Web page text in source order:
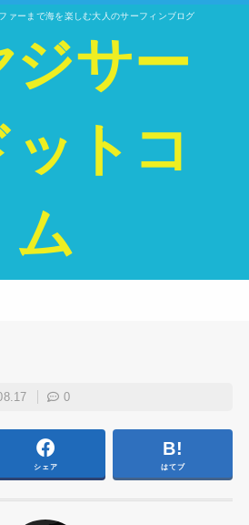
ァーまで海を楽しむ大人のサーフィンブログ
ジサー
ットコ
ム
0
シェア はてブ